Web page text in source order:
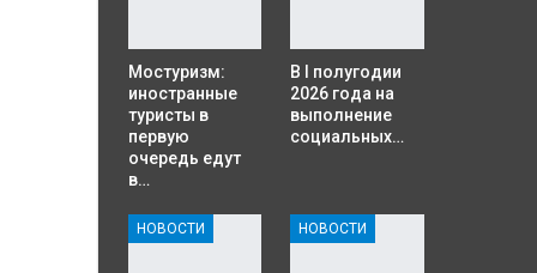
Мостуризм:
иностранные
туристы в
первую
очередь едут
в…
В I полугодии
2026 года на
выполнение
социальных…
НОВОСТИ НОВОСТИ